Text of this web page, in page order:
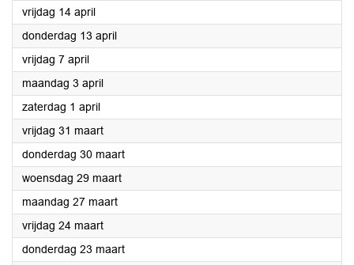
vrijdag 14 april2023
donderdag 13 april2023
vrijdag 7 april2023
maandag 3 april2023
zaterdag 1 april2023
vrijdag 31 maart2023
donderdag 30 maart2023
woensdag 29 maart2023
maandag 27 maart2023
vrijdag 24 maart2023
donderdag 23 maart2023